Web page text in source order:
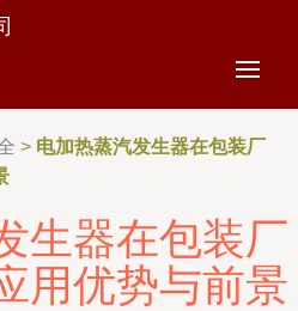
> 电加热蒸汽发生器在包装厂
生器在包装厂
用优势与前景